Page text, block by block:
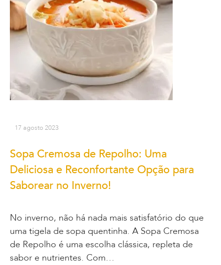
17 agosto 2023
Sopa Cremosa de Repolho: Uma
Deliciosa e Reconfortante Opção para
Saborear no Inverno!
No inverno, não há nada mais satisfatório do que
uma tigela de sopa quentinha. A Sopa Cremosa
de Repolho é uma escolha clássica, repleta de
sabor e nutrientes. Com…